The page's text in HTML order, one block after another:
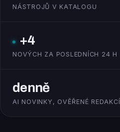
NÁSTROJŮ V KATALOGU
+4
NOVÝCH ZA POSLEDNÍCH 24 H
denně
AI NOVINKY, OVĚŘENÉ REDAKCÍ